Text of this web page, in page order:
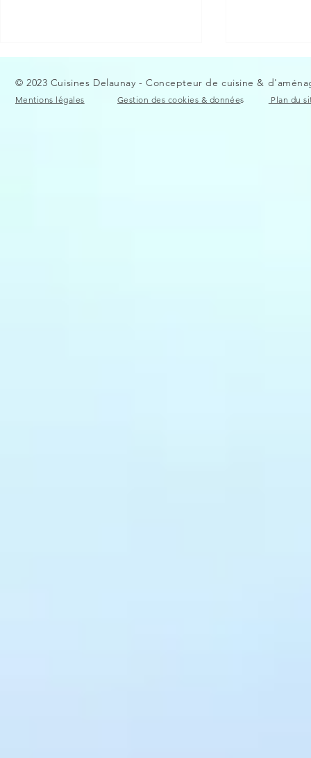
© 2023 Cuisines Delaunay - Concepteur de cuisine &
Mentions légales Gestion des cookies & données Plan du